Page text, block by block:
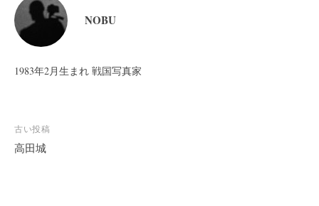
NOBU
1983年2月生まれ 戦国写真家
投
稿
古い投稿
高田城